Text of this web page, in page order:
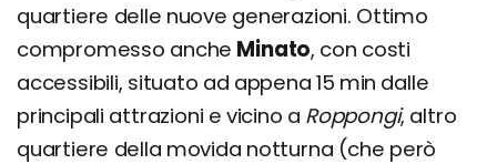
quartiere delle nuove generazioni. Ottimo
compromesso anche Minato, con costi
accessibili, situato ad appena 15 min dalle
principali attrazioni e vicino a Roppongi, altro
quartiere della movida notturna (che però